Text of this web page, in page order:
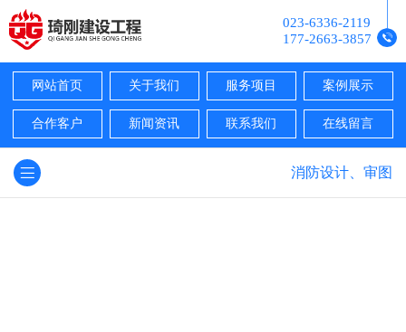
023-6336-2119
177-2663-3857
网站首页 关于我们 服务项目 案例展示
合作客户 新闻资讯 联系我们 在线留言
消防设计、审图